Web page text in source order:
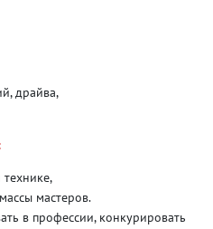
драйва,
технике,
мастеров.
в профессии, конкурировать